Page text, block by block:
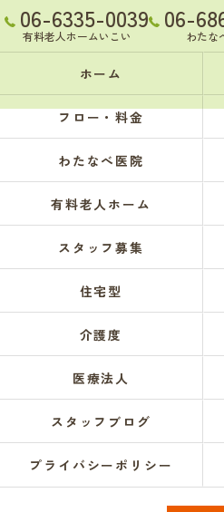
06-6335-0039
有料老人ホームいこい
06-
わたな
ホーム
フロー・料金
わたなべ医院
有料老人ホーム
スタッフ募集
住宅型
介護度
医療法人
スタッフブログ
プライバシーポリシー